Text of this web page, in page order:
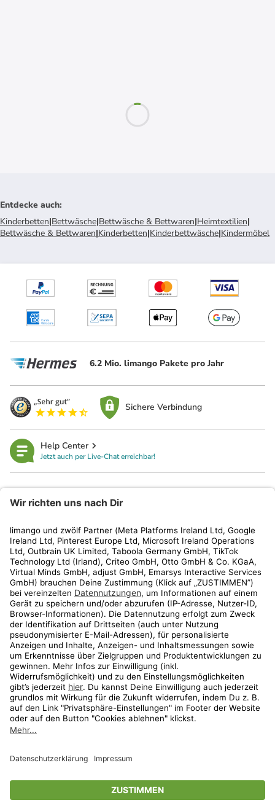
Entdecke auch:
Kinderbetten|Bettwäsche|Bettwäsche & Bettwaren|Heimtextilien|
Bettwäsche & Bettwaren|Kinderbetten|Kinderbettwäsche|Kindermöbel
6.2 Mio. limango Pakete pro Jahr
Sichere Verbindung
Help Center
Jetzt auch per Live-Chat erreichbar!
Kundenservice
Shop
Aktionen
Travel